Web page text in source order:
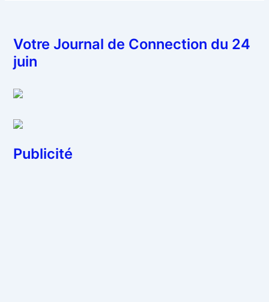
Votre Journal de Connection du 24
juin
Publicité